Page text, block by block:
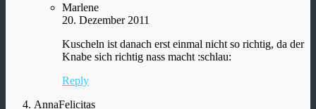
Marlene
20. Dezember 2011
Kuscheln ist danach erst einmal nicht so richtig, da der
Knabe sich richtig nass macht :schlau:
Reply
AnnaFelicitas